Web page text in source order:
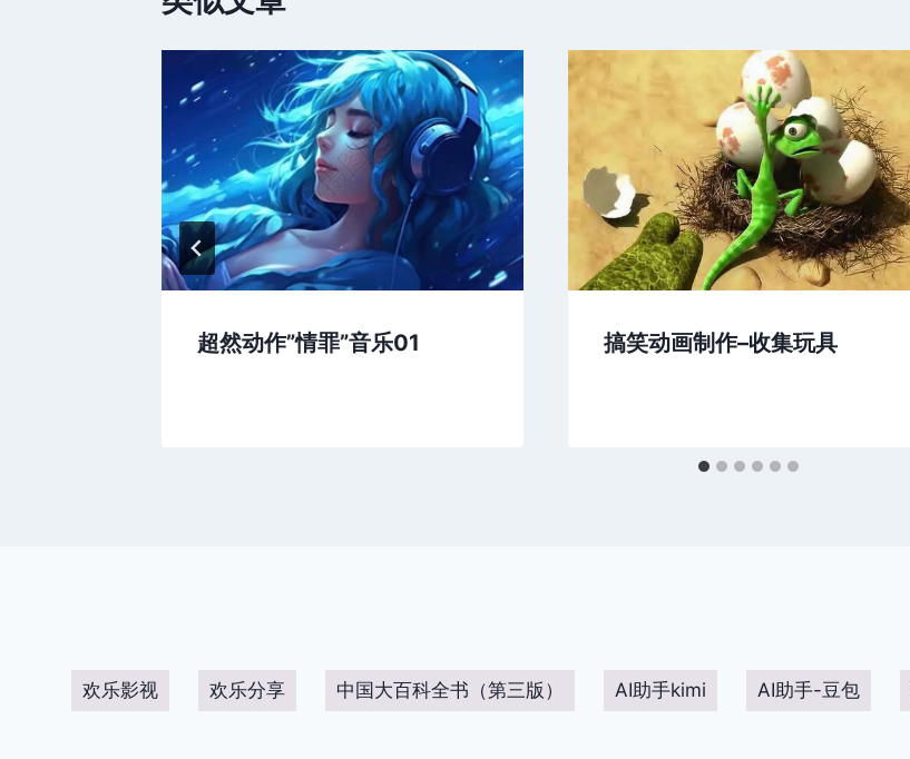
超然动作”情罪”音乐01 搞笑动画制作–收集玩具
欢乐影视 欢乐分享 中国大百科全书（第三版） AI助手kimi AI助手-豆包